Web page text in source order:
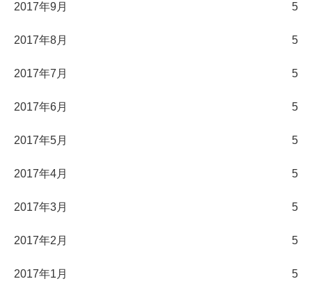
2017年9月 5
2017年8月 5
2017年7月 5
2017年6月 5
2017年5月 5
2017年4月 5
2017年3月 5
2017年2月 5
2017年1月 5